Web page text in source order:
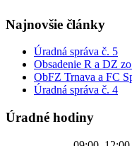
Najnovšie články
Úradná správa č. 5
Obsadenie R a DZ
ObFZ Trnava a FC
Úradná správa č. 4
Úradné hodiny